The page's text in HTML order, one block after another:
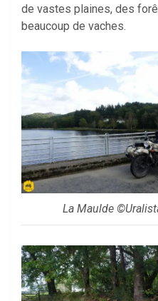
de vastes plaines, des
beaucoup de vaches.
La Maulde